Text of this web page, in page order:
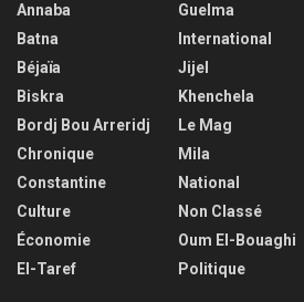
Annaba
Batna
Béjaïa
Biskra
Bordj Bou Arreridj
Chronique
Constantine
Culture
Économie
El-Taref
Guelma
International
Jijel
Khenchela
Le Mag
Mila
National
Non Classé
Oum El-Bouaghi
Politique